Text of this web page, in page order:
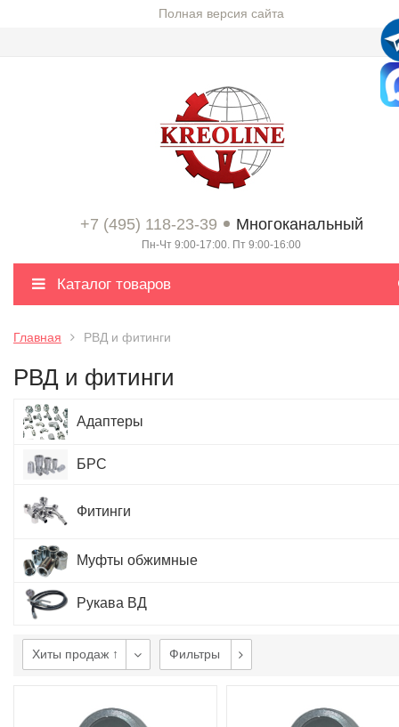
Полная версия сайта
+7 (495) 118-23-39 Многоканальный
Пн-Чт 9:00-17:00. Пт 9:00-16:00
Каталог товаров
Главная РВД и фитинги
РВД и фитинги
Адаптеры
БРС
Фитинги
Муфты обжимные
Рукава ВД
Хиты продаж ↑ Фильтры